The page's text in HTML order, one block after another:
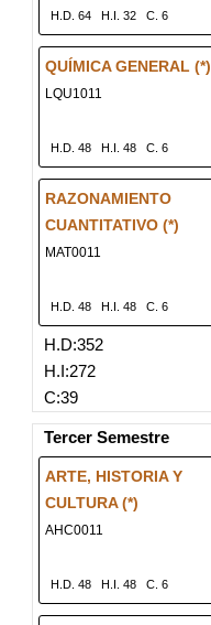
H.D. 64 H.I. 32 C. 6
QUÍMICA GENERAL (*)
LQU1011
H.D. 48 H.I. 48 C. 6
RAZONAMIENTO
CUANTITATIVO (*)
MAT0011
H.D. 48 H.I. 48 C. 6
H.D:352
H.I:272
C:39
Tercer Semestre
ARTE, HISTORIA Y
CULTURA (*)
AHC0011
H.D. 48 H.I. 48 C. 6